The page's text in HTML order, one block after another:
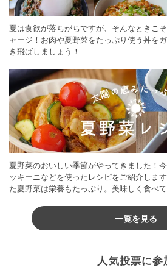
夏は食欲が落ちがちですが、そんなときこ
ャージ！お肉や夏野菜をたっぷり使う丼を
き飛ばしましょう！
夏野菜のおいしい季節がやってきました！
ッキーニなどを使ったレシピをご紹介しま
た夏野菜は栄養もたっぷり。美味しく食べ
一覧を見る
人気投票に参